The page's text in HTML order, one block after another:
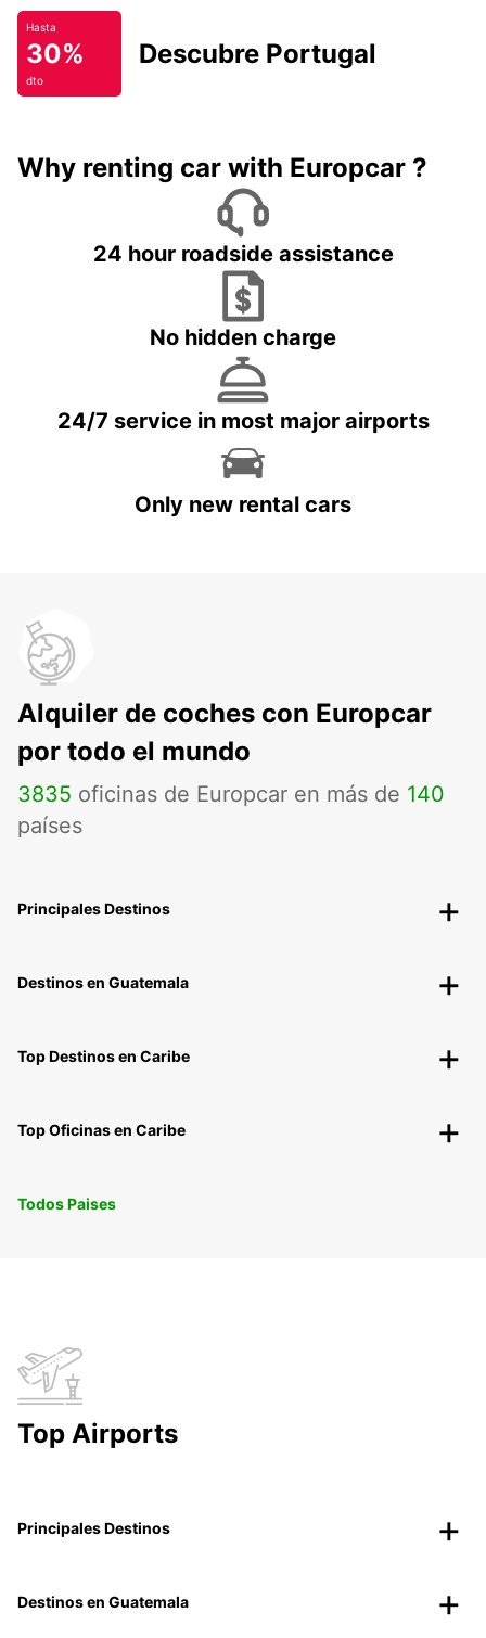
Hasta
30%
dto
Descubre Portugal
Why renting car with Europcar ?
24 hour roadside assistance
No hidden charge
24/7 service in most major airports
Only new rental cars
Alquiler de coches con Europcar
por todo el mundo
3835 oficinas de Europcar en más de 140
países
Principales Destinos
Destinos en Guatemala
Top Destinos en Caribe
Top Oficinas en Caribe
Todos Paises
Top Airports
Principales Destinos
Destinos en Guatemala